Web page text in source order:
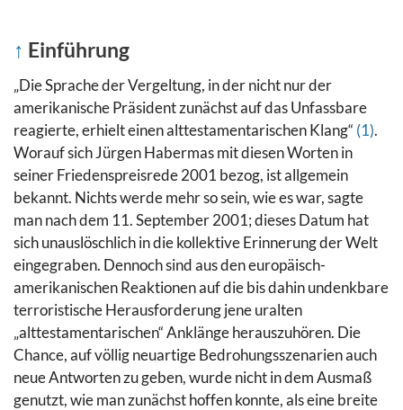
↑ Einführung
„Die Sprache der Vergeltung, in der nicht nur der
amerikanische Präsident zunächst auf das Unfassbare
reagierte, erhielt einen alttestamentarischen Klang“ (1).
Worauf sich Jürgen Habermas mit diesen Worten in
seiner Friedenspreisrede 2001 bezog, ist allgemein
bekannt. Nichts werde mehr so sein, wie es war, sagte
man nach dem 11. September 2001; dieses Datum hat
sich unauslöschlich in die kollektive Erinnerung der Welt
eingegraben. Dennoch sind aus den europäisch-
amerikanischen Reaktionen auf die bis dahin undenkbare
terroristische Herausforderung jene uralten
„alttestamentarischen“ Anklänge herauszuhören. Die
Chance, auf völlig neuartige Bedrohungsszenarien auch
neue Antworten zu geben, wurde nicht in dem Ausmaß
genutzt, wie man zunächst hoffen konnte, als eine breite